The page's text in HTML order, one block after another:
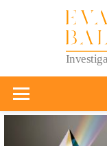
PUBLICACIONES